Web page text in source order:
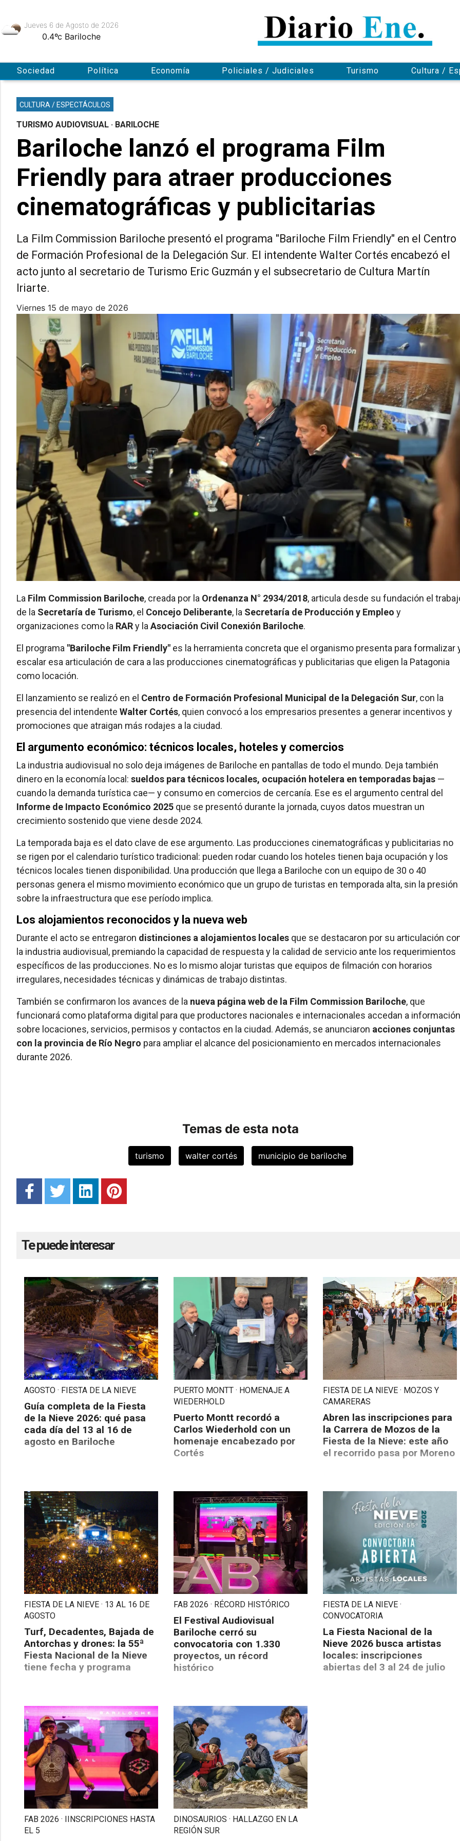
Jueves 6 de Agosto de 2026
0.4ºc Bariloche
Sociedad Política Economía Policiales / Judiciales Turismo Cultura /
CULTURA / ESPECTÁCULOS
TURISMO AUDIOVISUAL · BARILOCHE
Bariloche lanzó el programa Film
Friendly para atraer producciones
cinematográficas y publicitarias
La Film Commission Bariloche presentó el programa "Bariloche Film Friendly" en el Centro
de Formación Profesional de la Delegación Sur. El intendente Walter Cortés encabezó el
acto junto al secretario de Turismo Eric Guzmán y el subsecretario de Cultura Martín
Iriarte.
viernes 15 de mayo de 2026
La Film Commission Bariloche, creada por la Ordenanza N° 2934/2018, articula desde su fundación el
de la Secretaría de Turismo, el Concejo Deliberante, la Secretaría de Producción y Empleo y
organizaciones como la RARy la Asociación Civil Conexión Bariloche.
El programa "Bariloche Film Friendly" es la herramienta concreta que el organismo presenta para formalizar
escalar esa articulación de cara a las producciones cinematográficas y publicitarias que eligen la Patagonia
como locación.
El lanzamiento se realizó en el Centro de Formación Profesional Municipal de la Delegación Sur, con la
presencia del intendente Walter Cortés, quien convocó a los empresarios presentes a generar incentivos y
promociones que atraigan más rodajes a la ciudad.
El argumento económico: técnicos locales, hoteles y comercios
La industria audiovisual no solo deja imágenes de Bariloche en pantallas de todo el mundo. Deja también
dinero en la economía local: sueldos para técnicos locales, ocupación hotelera en temporadas bajas —
cuando la demanda turística cae— y consumo en comercios de cercanía. Ese es el argumento central del
Informe de Impacto Económico 2025 que se presentó durante la jornada, cuyos datos muestran un
crecimiento sostenido que viene desde 2024.
La temporada baja es el dato clave de ese argumento. Las producciones cinematográficas y publicitarias no
se rigen por el calendario turístico tradicional: pueden rodar cuando los hoteles tienen baja ocupación y los
técnicos locales tienen disponibilidad. Una producción que llega a Bariloche con un equipo de 30 o 40
personas genera el mismo movimiento económico que un grupo de turistas en temporada alta, sin la presión
sobre la infraestructura que ese período implica.
Los alojamientos reconocidos y la nueva web
Durante el acto se entregaron distinciones a alojamientos locales que se destacaron por su articulación
la industria audiovisual, premiando la capacidad de respuesta y la calidad de servicio ante los requerimientos
específicos de las producciones. No es lo mismo alojar turistas que equipos de filmación con horarios
irregulares, necesidades técnicas y dinámicas de trabajo distintas.
También se confirmaron los avances de la nueva página web de la Film Commission Bariloche, que
funcionará como plataforma digital para que productores nacionales e internacionales accedan a información
sobre locaciones, servicios, permisos y contactos en la ciudad. Además, se anunciaron acciones conjuntas
con la provincia de Río Negro para ampliar el alcance del posicionamiento en mercados internacionales
durante 2026.
Temas de esta nota
turismo walter cortés municipio de bariloche
Te puede interesar
AGOSTO · FIESTA DE LA NIEVE
Guía completa de la Fiesta
de la Nieve 2026: qué pasa
cada día del 13 al 16 de
agosto en Bariloche
PUERTO MONTT · HOMENAJE A
WIEDERHOLD
Puerto Montt recordó a
Carlos Wiederhold con un
homenaje encabezado por
Cortés
FIESTA DE LA NIEVE · MOZOS Y
CAMARERAS
Abren las inscripciones para
la Carrera de Mozos de la
Fiesta de la Nieve: este año
el recorrido pasa por Moreno
FIESTA DE LA NIEVE · 13 AL 16 DE
AGOSTO
Turf, Decadentes, Bajada de
Antorchas y drones: la 55ª
Fiesta Nacional de la Nieve
tiene fecha y programa
FAB 2026 · RÉCORD HISTÓRICO
El Festival Audiovisual
Bariloche cerró su
convocatoria con 1.330
proyectos, un récord
histórico
FIESTA DE LA NIEVE ·
CONVOCATORIA
La Fiesta Nacional de la
Nieve 2026 busca artistas
locales: inscripciones
abiertas del 3 al 24 de julio
FAB 2026 · IINSCRIPCIONES HASTA
EL 5
DINOSAURIOS · HALLAZGO EN LA
REGIÓN SUR